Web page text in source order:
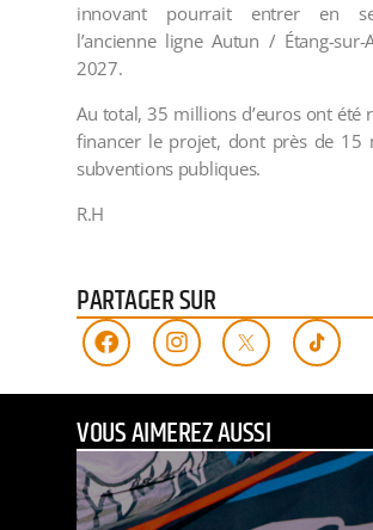
innovant pourrait entrer en
l’ancienne ligne Autun / Étang-sur-
2027.
Au total, 35 millions d’euros ont été
financer le projet, dont près de 15
subventions publiques.
R.H
PARTAGER SUR
VOUS AIMEREZ AUSSI